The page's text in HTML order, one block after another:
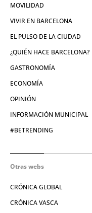
MOVILIDAD
VIVIR EN BARCELONA
EL PULSO DE LA CIUDAD
¿QUIÉN HACE BARCELONA?
GASTRONOMÍA
ECONOMÍA
OPINIÓN
INFORMACIÓN MUNICIPAL
#BETRENDING
Otras webs
CRÓNICA GLOBAL
CRÓNICA VASCA